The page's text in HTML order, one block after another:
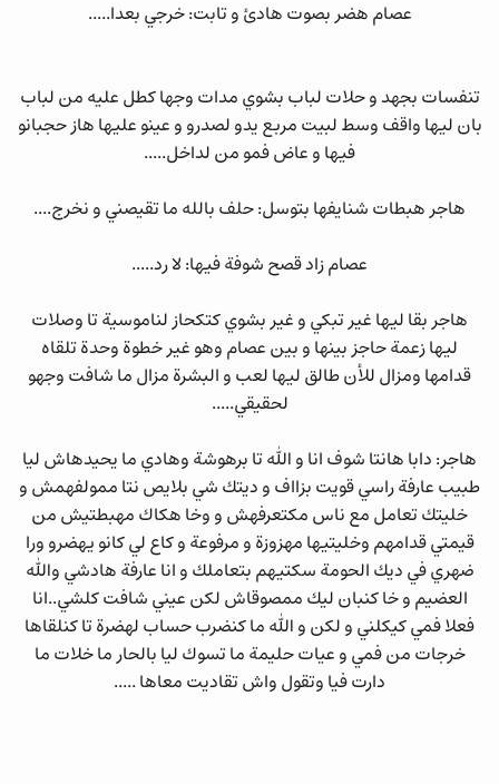
عصام هضر بصوت هادئ و تابت: خرجي بعدا.....
تنفسات بجهد و حلات لباب بشوي مدات وجها كطل عليه من لباب
بان ليها واقف وسط لبيت مربع يدو لصدرو و عينو عليها هاز حجبانو
فيها و عاض فمو من لداخل.....
هاجر هبطات شنايفها بتوسل: حلف بالله ما تقيصني و نخرج....
عصام زاد قصح شوفة فيها: لا رد.....
هاجر بقا ليها غير تبكي و غير بشوي كتكحاز لناموسية تا وصلات
ليها زعمة حاجز بينها و بين عصام وهو غير خطوة وحدة تلقاه
قدامها ومزال للأن طالق ليها لعب و البشرة مزال ما شافت وجهو
لحقيقي.....
هاجر: دابا هانتا شوف انا و الله تا برهوشة وهادي ما يحيدهاش ليا
طبيب عارفة راسي قويت بزااف و ديتك شي بلايص نتا ممولفهمش و
خليتك تعامل مع ناس مكتعرفهش و وخا هكاك مهبطتيش من
قيمتي قدامهم وخليتيها مهزوزة و مرفوعة و كاع لي كانو يهضرو ورا
ضهري في ديك الحومة سكتيهم بتعاملك و انا عارفة هادشي والله
العضيم و خا كنبان ليك ممصوقاش لكن عيني شافت كلشي..انا
فعلا فمي كيكلني و لكن و الله ما كنضرب حساب لهضرة تا كنلقاها
خرجات من فمي و عيات حليمة ما تسوك ليا بالحار ما خلات ما
دارت فيا وتقول واش تقاديت معاها .....